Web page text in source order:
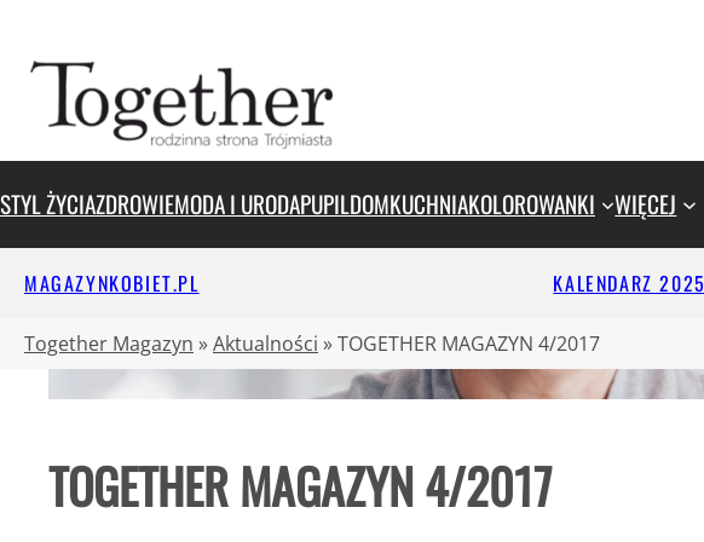
treści
STYL ŻYCIAZDROWIEMODA I URODAPUPILDOMKUCHNIAKOLOROWANKI WIĘCEJ
MAGAZYNKOBIET.PL KALENDARZ 2025
Together Magazyn »Aktualności »TOGETHER MAGAZYN 4/2017
TOGETHER MAGAZYN 4/2017